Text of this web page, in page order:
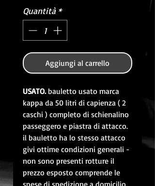
Quantità *
Aggiungi al carrello
USATO. bauletto usato marca
kappa da 50 litri di capienza ( 2
caschi ) completo di schienalino
passeggero e piastra di attacco.
il bauletto ha lo stesso attacco
givi ottime condizioni generali -
non sono presenti rotture il
prezzo esposto comprende le
spese di spedizione a domicilio